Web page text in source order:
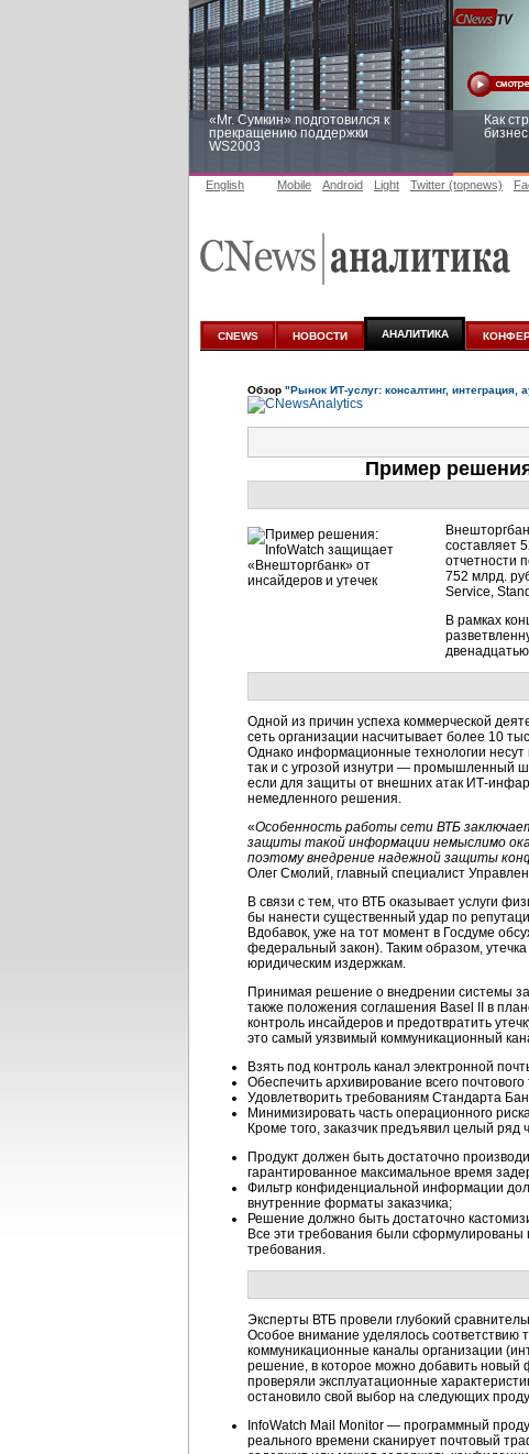
«Mr. Сумкин» подготовился к
прекращению поддержки
WS2003
Как
аналитике
English Mobile Android Light Twitter (topnews)
CNEWS НОВОСТИ АНАЛИТИКА
Обзор "Рынок ИТ-услуг: консалтинг, интеграция,
Пример
составляет
отчетности
752 млрд.
Service,
В рамках
Одной из причин успеха коммерческой
сеть организации насчитывает более 10
Однако информационные технологии несут
так и с угрозой изнутри — промышленный
если для защиты от внешних атак ИТ-
немедленного решения.
«Особенность работы сети ВТБ
защиты такой информации немыслимо
поэтому внедрение надежной защиты
Олег Смолий, главный специалист
В связи с тем, что ВТБ оказывает услуги
бы нанести существенный удар по
Вдобавок, уже на тот момент в Госдуме
федеральный закон). Таким образом,
юридическим издержкам.
Принимая решение о внедрении системы
также положения соглашения Basel II в
контроль инсайдеров и предотвратить
это самый уязвимый коммуникационный
Взять под контроль канал электронной
Обеспечить архивирование всего
Удовлетворить требованиям Стандарта
Минимизировать часть операционного
Кроме того, заказчик предъявил целый
Продукт должен быть достаточно
гарантированное максимальное время
Фильтр конфиденциальной информации
внутренние форматы заказчика;
Решение должно быть достаточно
Все эти требования были сформулированы
требования.
Эксперты ВТБ провели глубокий
Особое внимание уделялось соответствию
коммуникационные каналы организации
решение, в которое можно добавить новый
проверяли эксплуатационные
остановило свой выбор на следующих
InfoWatch Mail Monitor — программный
реального времени сканирует почтовый